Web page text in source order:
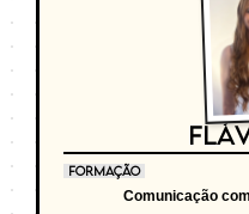
FORMAÇÃO
Comunicação